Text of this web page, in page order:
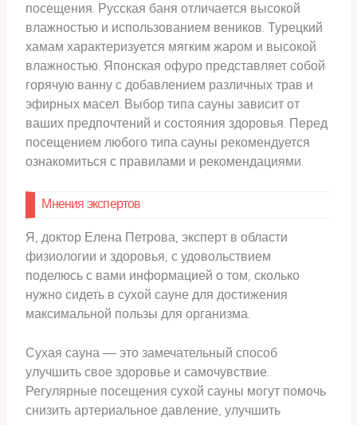
посещения. Русская баня отличается высокой
влажностью и использованием веников. Турецкий
хамам характеризуется мягким жаром и высокой
влажностью. Японская офуро представляет собой
горячую ванну с добавлением различных трав и
эфирных масел. Выбор типа сауны зависит от
ваших предпочтений и состояния здоровья. Перед
посещением любого типа сауны рекомендуется
ознакомиться с правилами и рекомендациями.
Мнения экспертов
Я, доктор Елена Петрова, эксперт в области
физиологии и здоровья, с удовольствием
поделюсь с вами информацией о том, сколько
нужно сидеть в сухой сауне для достижения
максимальной пользы для организма.
Сухая сауна — это замечательный способ
улучшить свое здоровье и самочувствие.
Регулярные посещения сухой сауны могут помочь
снизить артериальное давление, улучшить